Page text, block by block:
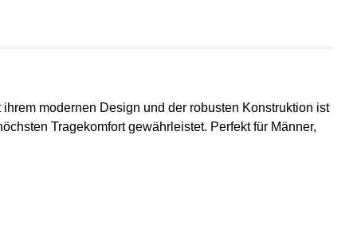
modernen Design und der robusten Konstruktion ist
Tragekomfort gewährleistet. Perfekt für Männer,